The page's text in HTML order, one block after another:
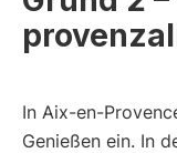
In Aix-en-
Genießen ein. In